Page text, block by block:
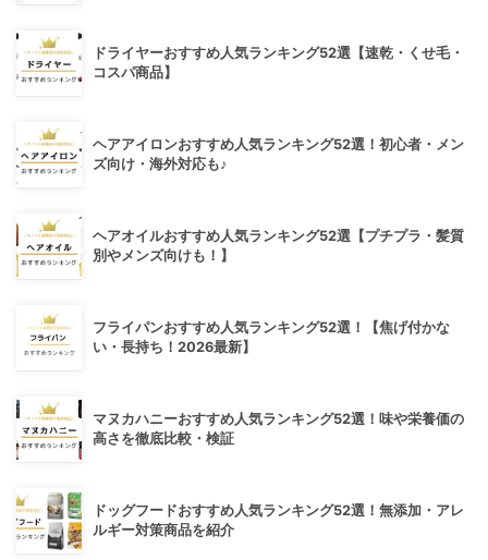
ドライヤーおすすめ人気ランキング52選【速乾・くせ毛・
コスパ商品】
ヘアアイロンおすすめ人気ランキング52選！初心者・メン
ズ向け・海外対応も♪
ヘアオイルおすすめ人気ランキング52選【プチプラ・髪質
別やメンズ向けも！】
フライパンおすすめ人気ランキング52選！【焦げ付かな
い・長持ち！2026最新】
マヌカハニーおすすめ人気ランキング52選！味や栄養価の
高さを徹底比較・検証
ドッグフードおすすめ人気ランキング52選！無添加・アレ
ルギー対策商品を紹介